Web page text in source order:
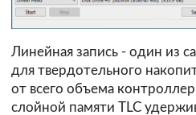
Линейная запись - один из
для твердотельного
от всего объема
слойной памяти TLC